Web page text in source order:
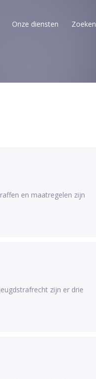
Onze diensten Zoeken
en maatregelen zijn
zijn er drie